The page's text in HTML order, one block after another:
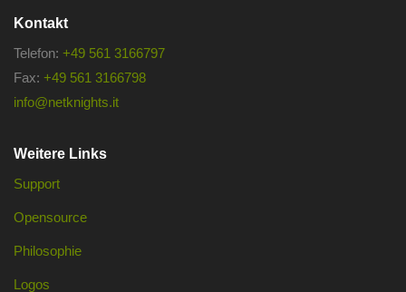
Kontakt
Telefon: +49 561 3166797
Fax: +49 561 3166798
info@netknights.it
Weitere Links
Support
Opensource
Philosophie
Logos